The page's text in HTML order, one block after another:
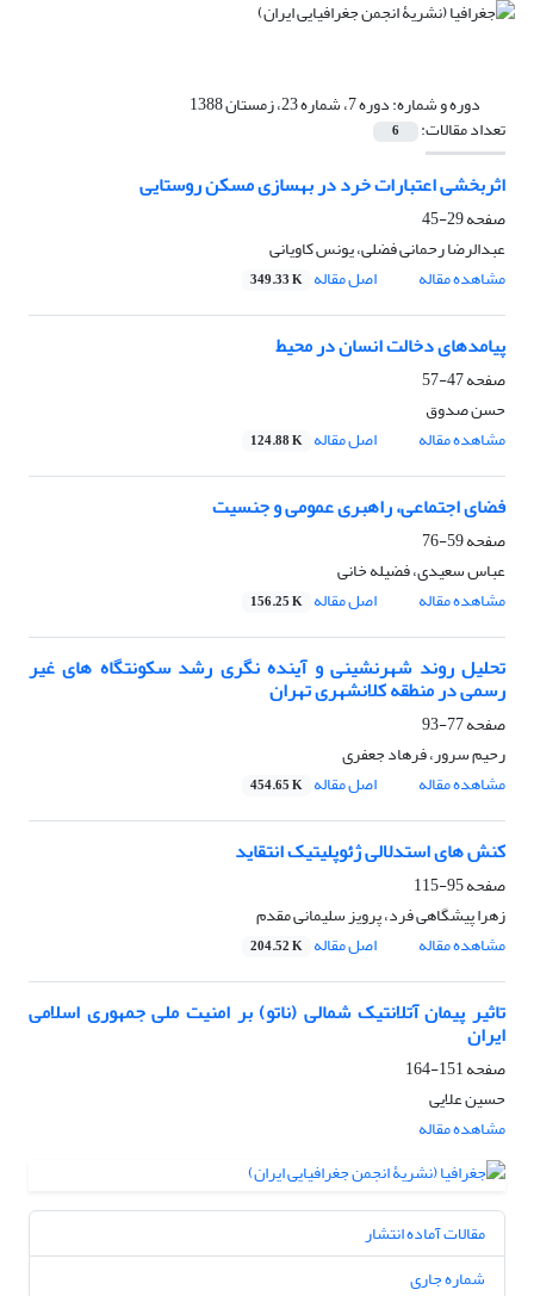
دوره و شماره:دوره 7، شماره 23، زمستان 1388
تعداد مقالات: 6
اثربخشی اعتبارات خرد در بهسازی مسکن روستایی
صفحه29-45
عبدالرضا رحمانی فضلی، یونس کاویانی
مشاهده مقاله
اصل مقاله 349.33 K
پیامدهای دخالت انسان در محیط
صفحه47-57
حسن صدوق
مشاهده مقاله
اصل مقاله 124.88 K
فضای اجتماعی، راهبری عمومی و جنسیت
صفحه59-76
عباس سعیدی، فضیله خانی
مشاهده مقاله
اصل مقاله 156.25 K
تحلیل روند شهرنشینی و آینده نگری رشد سکونتگاه های غیر
رسمی در منطقه کلانشهری تهران
صفحه77-93
رحیم سرور، فرهاد جعفری
مشاهده مقاله
اصل مقاله 454.65 K
کنش های استدلالی ژئوپلیتیک انتقاید
صفحه95-115
زهرا پیشگاهی فرد، پرویز سلیمانی مقدم
مشاهده مقاله
اصل مقاله 204.52 K
تاثیر پیمان آتلانتیک شمالی (ناتو) بر امنیت ملی جمهوری اسلامی
ایران
صفحه151-164
حسین علایی
مشاهده مقاله
مقالات آماده انتشار
شماره جاری